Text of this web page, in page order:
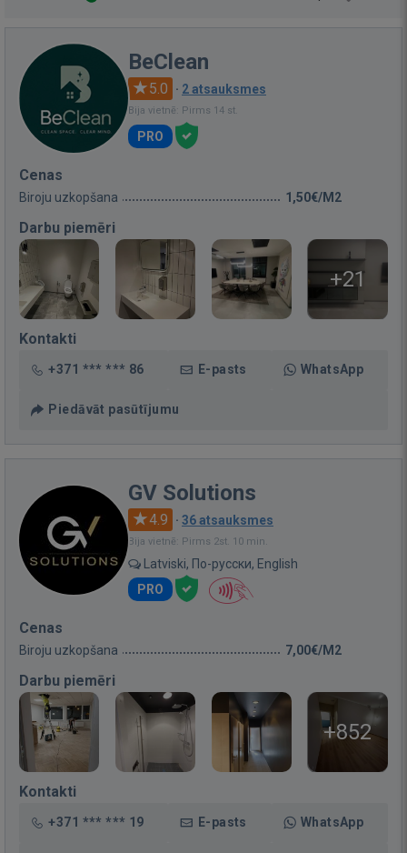
BeClean
5.0 · 2 atsauksmes
Bija vietnē: Pirms 14 st.
PRO
Cenas
Biroju uzkopšana 1,50€/M2
Darbu piemēri
+21
Kontakti
+371 *** *** 86 E-pasts WhatsApp
Piedāvāt pasūtījumu
GV Solutions
4.9 · 36 atsauksmes
Bija vietnē: Pirms 2st. 10 min.
Latviski, По-русски, English
PRO
Cenas
Biroju uzkopšana 7,00€/M2
Darbu piemēri
+852
Kontakti
+371 *** *** 19 E-pasts WhatsApp